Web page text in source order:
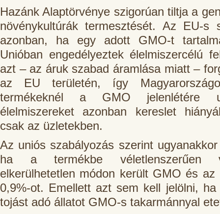
Hazánk Alaptörvénye szigorúan tiltja a
növénykultúrák termesztését. Az EU-s
azonban, ha egy adott GMO-t
Unióban engedélyeztek élelmiszercélú
azt – az áruk szabad áramlása miatt –
az EU területén, így
termékeknél a GMO jelenlétére
élelmiszereket azonban kereslet
csak az üzletekben.
Az uniós szabályozás szerint
ha a termékbe véletlenszerűen
elkerülhetetlen módon került GMO és
0,9%-ot. Emellett azt sem kell jelölni,
tojást adó állatot GMO-s takarmánnyal